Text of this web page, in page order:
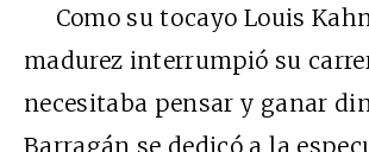
Como su tocayo Louis
madurez interrumpió su
necesitaba pensar y ganar
Barragán se dedicó a la